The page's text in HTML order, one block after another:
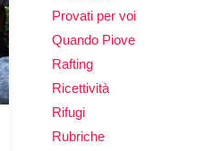
Provati per voi
Quando Piove
Rafting
Ricettività
Rifugi
Rubriche